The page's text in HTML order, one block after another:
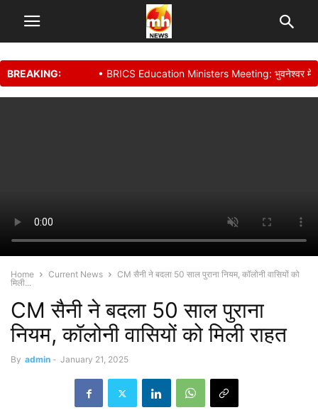
BREAKING: • BRICS Education Ministers Meeting: भुवनेश्वर में शिक्षा
Home Current News
CM सैनी ने बदला 50 साल पुराना नियम, कॉलोनी वासियों को
मिली...
CM सैनी ने बदला 50 साल पुराना
नियम, कॉलोनी वासियों को मिली राहत
By admin - January 21, 2025